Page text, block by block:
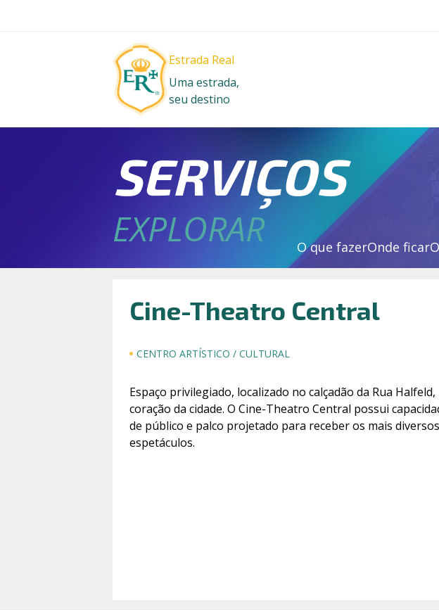
Estrada Real
Uma estrada,
seu destino
SERVIÇOS
EXPLORAR O que fazerOnde ficar
Cine-Theatro Central
CENTRO ARTÍSTICO / CULTURAL
Espaço privilegiado, localizado no calçadão da Rua Halfeld,
coração da cidade. O Cine-Theatro Central possui
de público e palco projetado para receber os mais diversos
espetáculos.